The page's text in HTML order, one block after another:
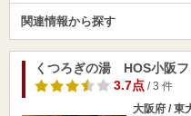
関連情報から探す
くつろぎの湯 HOS小阪
3.7点/ 3 件
大阪府 / 東